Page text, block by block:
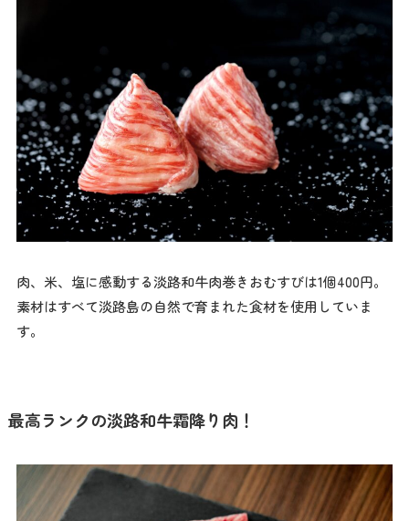
肉、米、塩に感動する淡路和牛肉巻きおむすびは1個400円。
素材はすべて淡路島の自然で育まれた食材を使用していま
す。
最高ランクの淡路和牛霜降り肉！